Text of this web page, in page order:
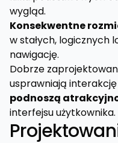
wygląd.
Konsekwentne
w stałych, logicznych
nawigację.
Dobrze
usprawniają
podnoszą
interfejsu użytkownika.